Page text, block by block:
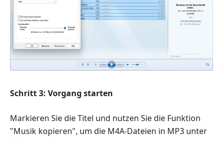
Schritt 3: Vorgang starten
Markieren Sie die Titel und nutzen Sie die Funktion
"Musik kopieren", um die M4A-Dateien in MP3 unter